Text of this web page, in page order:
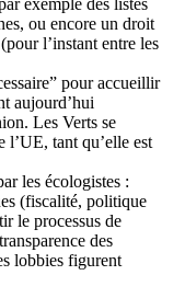
ou encore un droit
l’instant entre les
pour accueillir
aujourd’hui
Les Verts se
l’UE, tant qu’elle est
les écologistes :
(fiscalité, politique
le processus de
des
lobbies figurent